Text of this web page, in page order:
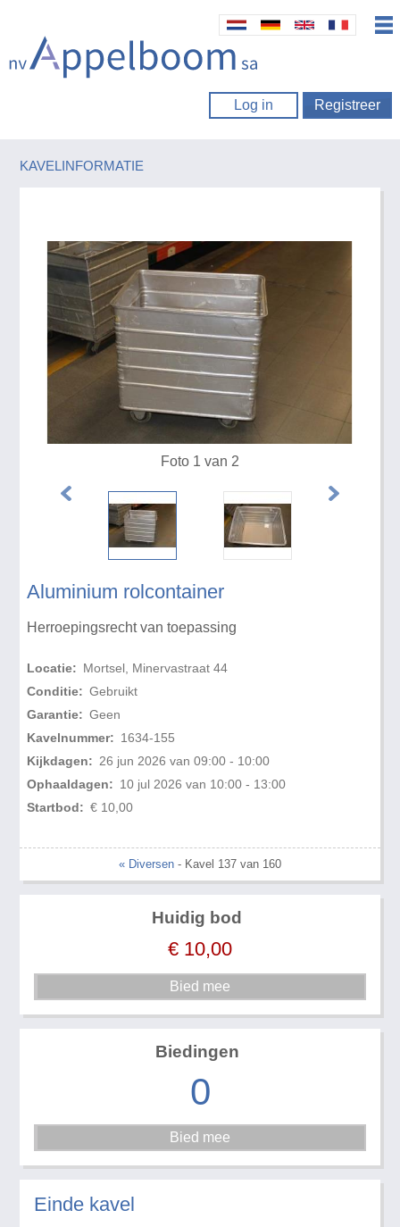
Log in Registreer
KAVELINFORMATIE
Aluminium rolcontainer
Herroepingsrecht van toepassing
Locatie: Mortsel, Minervastraat 44
Conditie: Gebruikt
Garantie: Geen
Kavelnummer: 1634-155
Kijkdagen: 26 jun 2026 van 09:00 - 10:00
Ophaaldagen: 10 jul 2026 van 10:00 - 13:00
Startbod: € 10,00
Foto 1 van 2
« Diversen - Kavel 137 van 160
Huidig bod
€ 10,00
Biedingen
0
Einde kavel